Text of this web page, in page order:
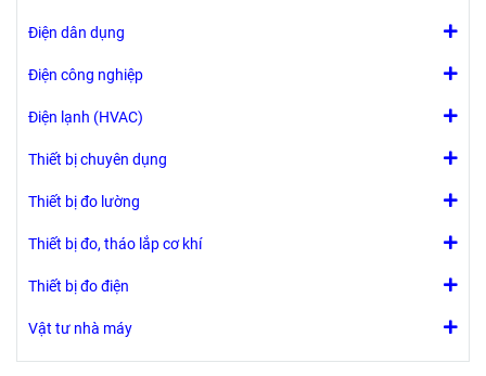
Điện dân dụng
Điện công nghiệp
Điện lạnh (HVAC)
Thiết bị chuyên dụng
Thiết bị đo lường
Thiết bị đo, tháo lắp cơ khí
Thiết bị đo điện
Vật tư nhà máy